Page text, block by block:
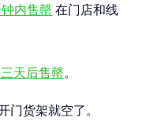
内售罄 在门店和线
天后售罄。
门货架就空了。